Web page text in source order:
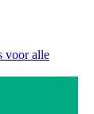
voor alle